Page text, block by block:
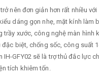
nên đơn giản hơn rất nhiều
dáng gọn nhẹ, mặt kính làm
trầy xước, công nghệ màn hình
đặc biệt, chống sốc, công suất
IH-GFY02 sẽ là trợ thủ đắc lực
tích khiêm tốn.